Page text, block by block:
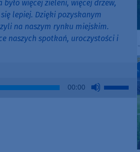
więcej zieleni, więcej drzew,
lepiej. Dzięki pozyskanym
na naszym rynku miejskim.
naszych spotkań, uroczystości i
00:00
Use
Up/Down